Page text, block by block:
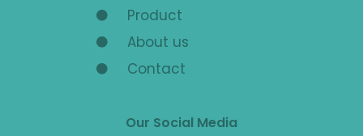
Product
About us
Contact
Our Social Media